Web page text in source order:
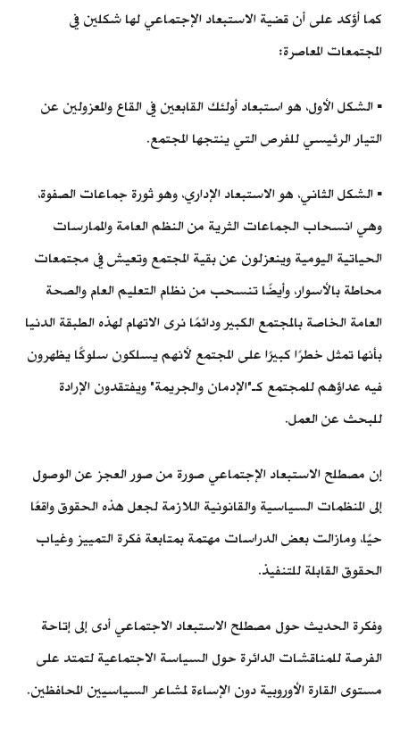
كما أؤكد على أن قضية الاستبعاد الإجتماعي لها شكلين في
المجتمعات المعاصرة:
▪︎ الشكل الأول، هو استبعاد أولئك القابعين في القاع والمعزولين عن
التيار الرئيسي للفرص التي ينتجها المجتمع.
▪︎ الشكل الثاني، هو الاستبعاد الإداري، وهو ثورة جماعات الصفوة،
وهي انسحاب الجماعات الثرية من النظم العامة والممارسات
الحياتية اليومية وينعزلون عن بقية المجتمع وتعيش في مجتمعات
محاطة بالأسوار، وأيضًا تنسحب من نظام التعليم العام والصحة
العامة الخاصة بالمجتمع الكبير ودائمًا نرى الاتهام لهذه الطبقة الدنيا
بأنها تمثل خطرًا كبيرًا على المجتمع لأنهم يسلكون سلوكًا يظهرون
فيه عداؤهم للمجتمع كـ"الإدمان والجريمة" ويفتقدون الإرادة
للبحث عن العمل.
إن مصطلح الاستبعاد الإجتماعي صورة من صور العجز عن الوصول
إلى المنظمات السياسية والقانونية اللازمة لجعل هذه الحقوق واقعًا
حيًا، ومازالت بعض الدراسات مهتمة بمتابعة فكرة التمييز وغياب
الحقوق القابلة للتنفيذ.
وفكرة الحديث حول مصطلح الاستبعاد الاجتماعي أدى إلى إتاحة
الفرصة للمناقشات الدائرة حول السياسة الاجتماعية لتمتد على
مستوى القارة الأوروبية دون الإساءة لمشاعر السياسيين المحافظين.